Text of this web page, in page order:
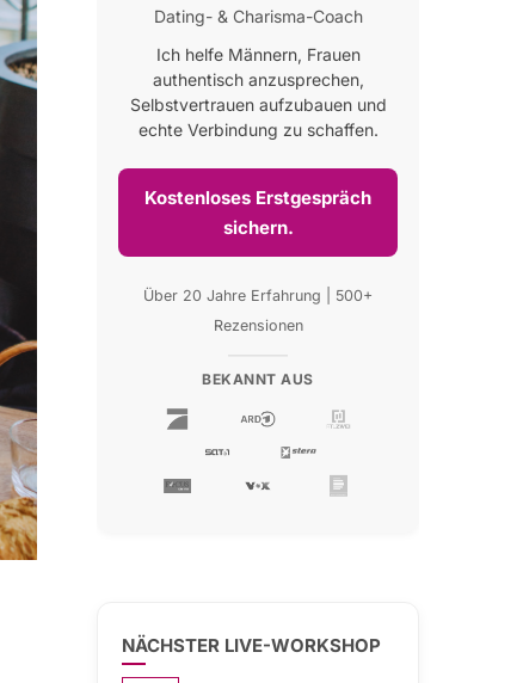
Dating- & Charisma-Coach
Ich helfe Männern, Frauen
authentisch anzusprechen,
Selbstvertrauen aufzubauen und
echte Verbindung zu schaffen.
Kostenloses Erstgespräch
sichern.
Über 20 Jahre Erfahrung | 500+
Rezensionen
BEKANNT AUS
NÄCHSTER LIVE-WORKSHOP